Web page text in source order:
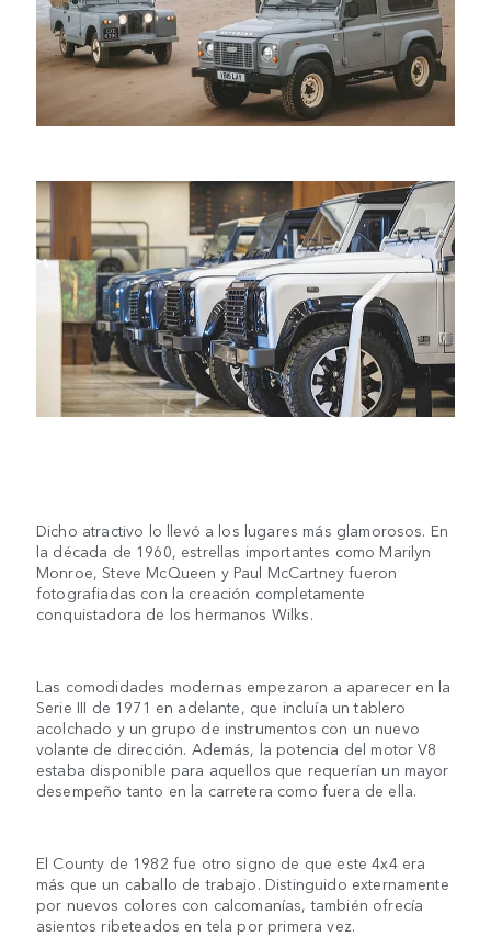
Dicho atractivo lo llevó a los lugares más glamorosos. En
la década de 1960, estrellas importantes como Marilyn
Monroe, Steve McQueen y Paul McCartney fueron
fotografiadas con la creación completamente
conquistadora de los hermanos Wilks.
Las comodidades modernas empezaron a aparecer en la
Serie III de 1971 en adelante, que incluía un tablero
acolchado y un grupo de instrumentos con un nuevo
volante de dirección. Además, la potencia del motor V8
estaba disponible para aquellos que requerían un mayor
desempeño tanto en la carretera como fuera de ella.
El County de 1982 fue otro signo de que este 4x4 era
más que un caballo de trabajo. Distinguido externamente
por nuevos colores con calcomanías, también ofrecía
asientos ribeteados en tela por primera vez.